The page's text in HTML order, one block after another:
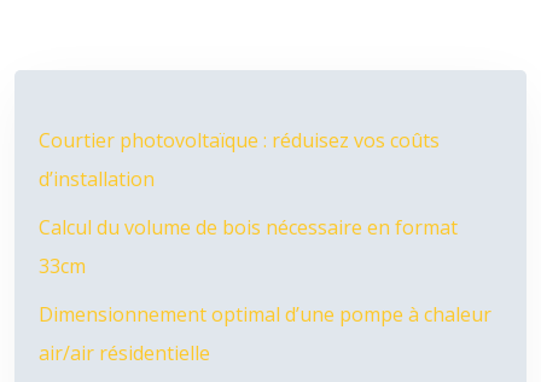
Courtier photovoltaïque : réduisez vos coûts
d’installation
Calcul du volume de bois nécessaire en format
33cm
Dimensionnement optimal d’une pompe à chaleur
air/air résidentielle